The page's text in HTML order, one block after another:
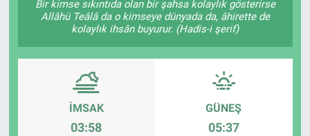
Bir kimse sıkıntıda olan bir şahsa kolaylık gösterirse
Allâhü Teâlâ da o kimseye dünyada da, âhirette de
kolaylık ihsân buyurur. (Hadis-i şerif)
İMSAK
03:58
GÜNEŞ
05:37